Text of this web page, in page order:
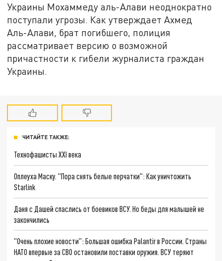
Украины Мохаммеду аль-Алави неоднократно
поступали угрозы. Как утверждает Ахмед
Аль-Алави, брат погибшего, полиция
рассматривает версию о возможной
причастности к гибели журналиста граждан
Украины.
ЧИТАЙТЕ ТАКЖЕ:
Технофашисты XXI века
Оплеуха Маску. "Пора снять белые перчатки": Как уничтожить
Starlink
Даня с Дашей спаслись от боевиков ВСУ. Но беды для малышей не
закончились
"Очень плохие новости": Большая ошибка Palantir в России. Страны
НАТО впервые за СВО остановили поставки оружия. ВСУ теряют